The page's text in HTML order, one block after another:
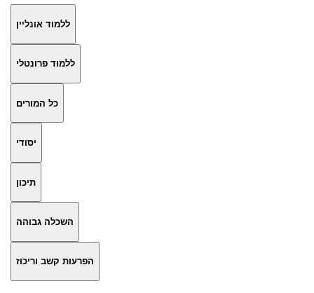
ללמוד אונליין
ללמוד פרונטלי
כל המורים
יסודי
תיכון
השכלה גבוהה
הפרעות קשב וריכוז